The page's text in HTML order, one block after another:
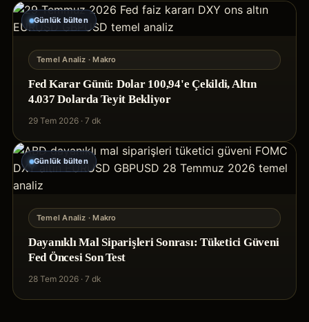
Günlük bülten
Temel Analiz · Makro
Fed Karar Günü: Dolar 100,94'e Çekildi, Altın
4.037 Dolarda Teyit Bekliyor
29 Tem 2026 · 7 dk
Günlük bülten
Temel Analiz · Makro
Dayanıklı Mal Siparişleri Sonrası: Tüketici Güveni
Fed Öncesi Son Test
28 Tem 2026 · 7 dk